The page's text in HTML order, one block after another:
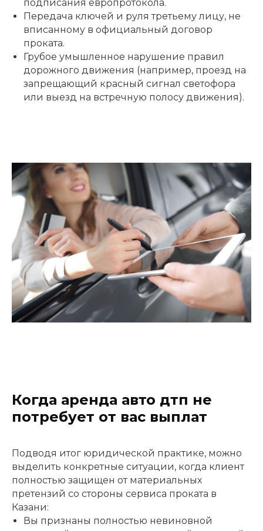
подписания европротокола.
Передача ключей и руля третьему лицу, не
вписанному в официальный договор
проката.
Грубое умышленное нарушение правил
дорожного движения (например, проезд на
запрещающий красный сигнал светофора
или выезд на встречную полосу движения).
Когда аренда авто дтп не
потребует от вас выплат
Подводя итог юридической практике, можно
выделить конкретные ситуации, когда клиент
полностью защищен от материальных
претензий со стороны сервиса проката в
Казани:
Вы признаны полностью невиновной